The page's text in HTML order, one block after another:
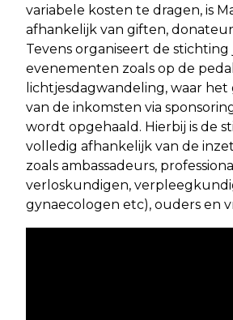
variabele kosten te dragen, is
afhankelijk van giften,
Tevens organiseert de stichting
evenementen zoals op de
lichtjesdagwandeling, waar het
van de inkomsten via
wordt opgehaald. Hierbij is de
volledig afhankelijk van de
zoals ambassadeurs,
verloskundigen,
gynaecologen etc), ouders en